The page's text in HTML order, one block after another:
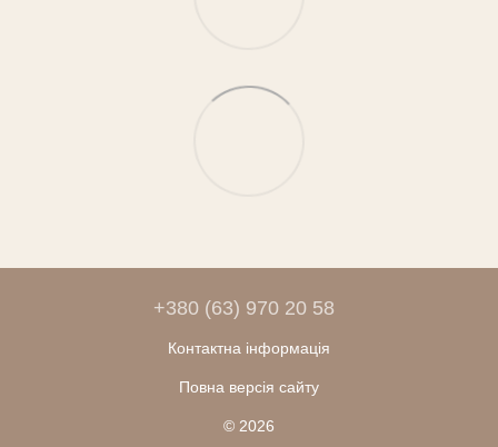
+380 (63) 970 20 58
Контактна інформація
Повна версія сайту
© 2026